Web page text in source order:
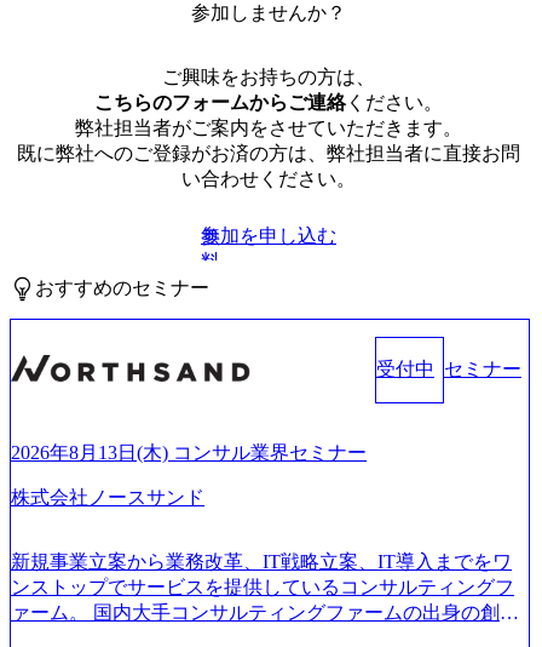
参加しませんか？
ご興味をお持ちの方は、
こちらのフォームからご連絡ください。
弊社担当者がご案内をさせていただきます。
既に弊社へのご登録がお済の方は、弊社担当者に直接お問
い合わせください。
無
料
参加を申し込む
おすすめのセミナー
受付中 セミナー
2026年8月13日(木) コンサル業界セミナー
株式会社ノースサンド
新規事業立案から業務改革、IT戦略立案、IT導入までをワ
ンストップでサービスを提供しているコンサルティングフ
ァーム。 国内大手コンサルティングファームの出身の創業